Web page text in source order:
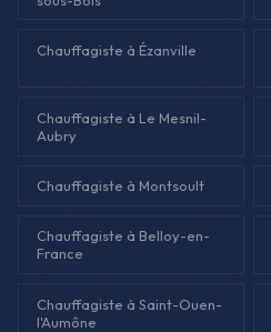
Chauffagiste à Ézanville
Chauffagiste à Le Mesnil-
Aubry
Chauffagiste à Montsoult
Chauffagiste à Belloy-en-
France
Chauffagiste à Saint-Ouen-
l'Aumône